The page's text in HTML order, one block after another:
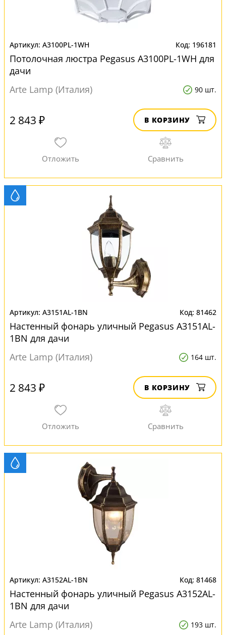
A3100PL-1WH 196181
Потолочная люстра Pegasus A3100PL-1WH для
дачи
Arte Lamp (Италия)
90 шт.
2 843 ₽ В КОРЗИНУ
A3151AL-1BN 81462
Настенный фонарь уличный Pegasus A3151AL-
1BN для дачи
Arte Lamp (Италия)
164 шт.
2 843 ₽ В КОРЗИНУ
A3152AL-1BN 81468
Настенный фонарь уличный Pegasus A3152AL-
1BN для дачи
Arte Lamp (Италия)
193 шт.